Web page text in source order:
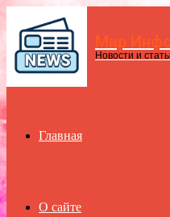
Menu Мир
Новости и
Главная
О сайте